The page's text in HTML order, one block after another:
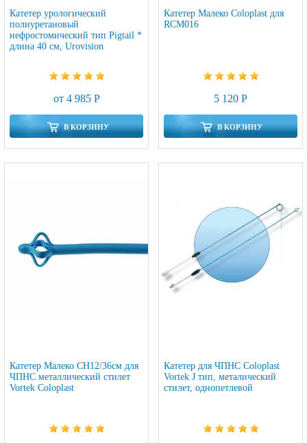
Катетер урологический
полиуретановый
нефростомический тип Pigtail *
длина 40 см, Urovision
от 4 985 Р
В КОРЗИНУ
Катетер Малеко Coloplast для
RCM016
5 120 Р
В КОРЗИНУ
Катетер Малеко CH12/36см для
ЧПНС металлический стилет
Vortek Coloplast
Катетер для ЧПНС Coloplast
Vortek J тип, металический
стилет, однопетлевой